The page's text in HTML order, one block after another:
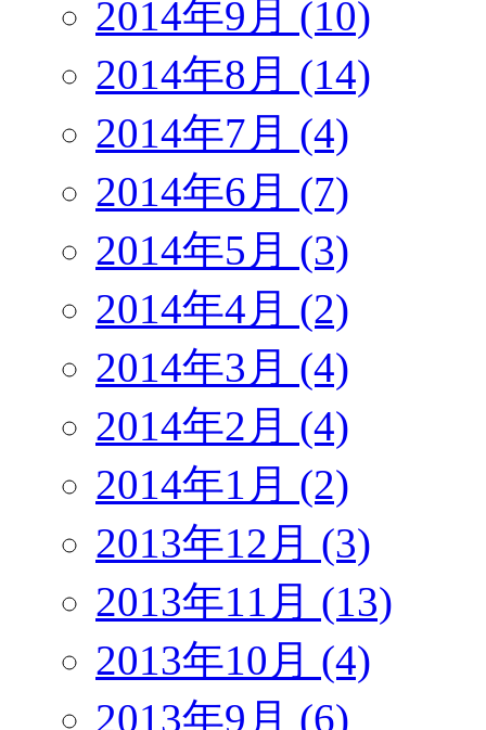
2014年9月 (10)
2014年8月 (14)
2014年7月 (4)
2014年6月 (7)
2014年5月 (3)
2014年4月 (2)
2014年3月 (4)
2014年2月 (4)
2014年1月 (2)
2013年12月 (3)
2013年11月 (13)
2013年10月 (4)
2013年9月 (6)